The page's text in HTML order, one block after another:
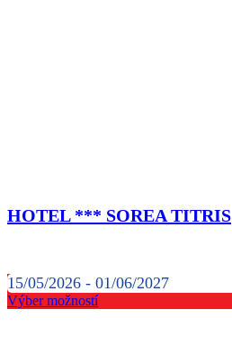
HOTEL *** SOREA TITRIS
15/05/2026 - 01/06/2027
Výber možností